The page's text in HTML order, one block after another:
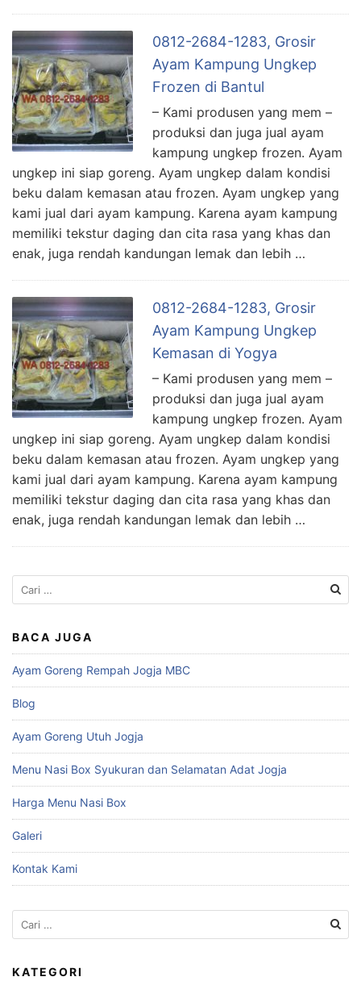
0812-2684-1283, Grosir
Ayam Kampung Ungkep
Frozen di Bantul
– Kami produsen yang mem –
produksi dan juga jual ayam
kampung ungkep frozen. Ayam
ungkep ini siap goreng. Ayam ungkep dalam kondisi
beku dalam kemasan atau frozen. Ayam ungkep yang
kami jual dari ayam kampung. Karena ayam kampung
memiliki tekstur daging dan cita rasa yang khas dan
enak, juga rendah kandungan lemak dan lebih …
0812-2684-1283, Grosir
Ayam Kampung Ungkep
Kemasan di Yogya
– Kami produsen yang mem –
produksi dan juga jual ayam
kampung ungkep frozen. Ayam
ungkep ini siap goreng. Ayam ungkep dalam kondisi
beku dalam kemasan atau frozen. Ayam ungkep yang
kami jual dari ayam kampung. Karena ayam kampung
memiliki tekstur daging dan cita rasa yang khas dan
enak, juga rendah kandungan lemak dan lebih …
Cari
untuk:
BACA JUGA
Ayam Goreng Rempah Jogja MBC
Blog
Ayam Goreng Utuh Jogja
Menu Nasi Box Syukuran dan Selamatan Adat Jogja
Harga Menu Nasi Box
Galeri
Kontak Kami
Cari
untuk:
KATEGORI